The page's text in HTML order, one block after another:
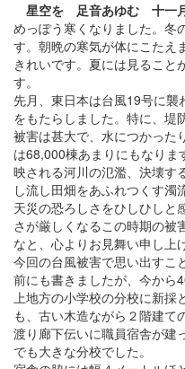
星空を 足音あゆむ 十一
めっぽう寒くなりました。冬
す。朝晩の寒気が体にこたえ
きれいです。夏には見ること
す。
先月、東日本は台風19号に襲
をもたらしました。特に、堤
被害は甚大で、水につかった
は68,000棟あまりにもなりま
映される河川の氾濫、決壊す
し流し田畑をあふれつくす濁
天災の恐ろしさをひしひしと
さが厳しくなるこの時期の被
なと、心よりお見舞い申し上
今回の台風被害で思い出すこ
前にも書きましたが、今から
上地方の小学校の分校に新採
も、古い木造ながら２階建て
渡り廊下伝いに職員宿舎が建
でも大きな分校でした。